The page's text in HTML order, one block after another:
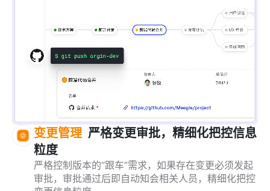
变更管理 严格变更审批，精细化把控信息
粒度
严格控制版本的“跟车”需求，如果存在变更必须发起
审批，审批通过后即自动知会相关人员，精细化把控